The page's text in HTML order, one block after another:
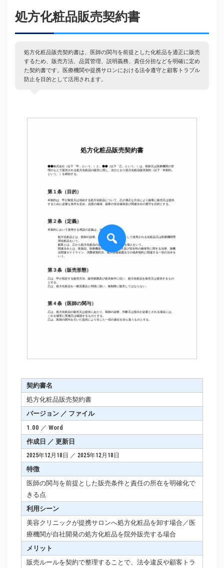
処方化粧品販売契約書
処方化粧品販売契約書は、医師の関与を前提とした化粧品を適正に販売
するため、販売方法、品質管理、説明義務、責任分担などを明確に定め
た契約書です。医療機関や提携サロンにおける法令遵守と顧客トラブル
防止を目的として活用されます。
契約書名
処方化粧品販売契約書
バージョン ／ ファイル
1.00 ／ Word
作成日 ／ 更新日
2025年12月18日 ／ 2025年12月18日
特徴
医師の関与を前提とした販売条件と責任の所在を明確化で
きる点
利用シーン
美容クリニックが提携サロンへ処方化粧品を卸す場合／医
療機関が自社開発の処方化粧品を院外販売する場合
メリット
販売ルールを契約で整理することで、法令違反や顧客トラ